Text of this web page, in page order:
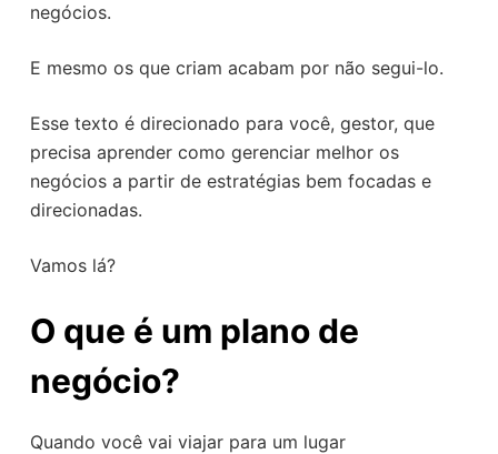
negócios.
E mesmo os que criam acabam por não segui-lo.
Esse texto é direcionado para você, gestor, que
precisa aprender como gerenciar melhor os
negócios a partir de estratégias bem focadas e
direcionadas.
Vamos lá?
O que é um plano de
negócio?
Quando você vai viajar para um lugar